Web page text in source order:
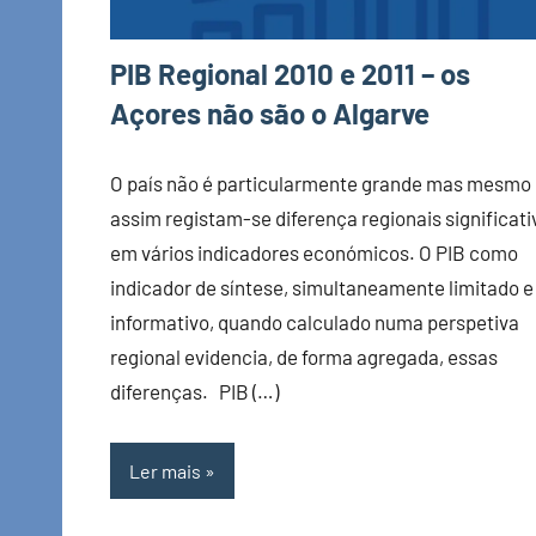
PIB Regional 2010 e 2011 – os
Açores não são o Algarve
O país não é particularmente grande mas mesmo
assim registam-se diferença regionais
em vários indicadores económicos. O PIB como
indicador de síntese, simultaneamente limitado e
informativo, quando calculado numa perspetiva
regional evidencia, de forma agregada, essas
diferenças. PIB (…)
Ler mais